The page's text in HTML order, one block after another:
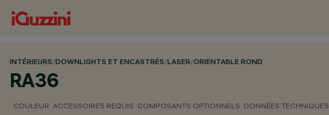
INTÉRIEURS/DOWNLIGHTS ET ENCASTRÉS/LASER/ORIENTABLE ROND
RA36
COULEUR ACCESSOIRES REQUIS COMPOSANTS OPTIONNELS DONNÉES TECHNIQUES